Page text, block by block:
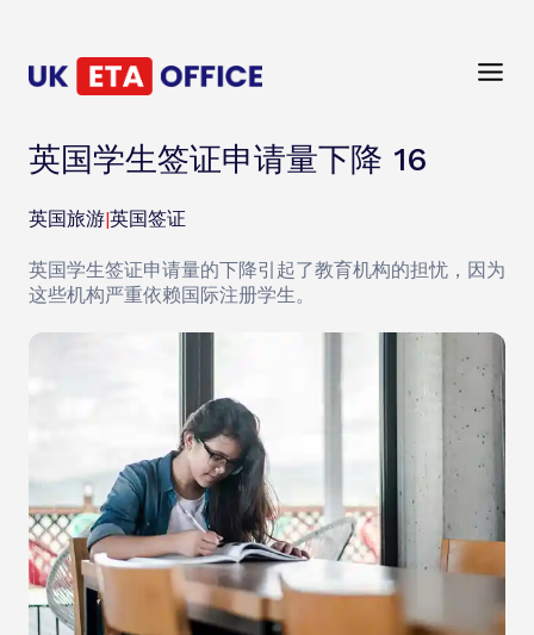
英国学生签证申请量下降 16
英国旅游|英国签证
英国学生签证申请量的下降引起了教育机构的担忧，因为
这些机构严重依赖国际注册学生。